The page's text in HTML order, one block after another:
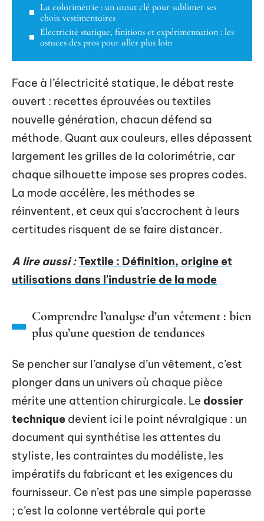
La colorimétrie : un atout clé pour sublimer ses
choix vestimentaires
Électricité statique, finitions et expérimentation : les
astuces des pros pour aller plus loin
Face à l’électricité statique, le débat reste
ouvert : recettes éprouvées ou textiles
nouvelle génération, chacun défend sa
méthode. Quant aux couleurs, elles dépassent
largement les grilles de la colorimétrie, car
chaque silhouette impose ses propres codes.
La mode accélère, les méthodes se
réinventent, et ceux qui s’accrochent à leurs
certitudes risquent de se faire distancer.
A lire aussi :Textile : Définition, origine et
utilisations dans l'industrie de la mode
Comprendre l’analyse d’un vêtement : bien
plus qu’une question de tendances
Se pencher sur l’analyse d’un vêtement, c’est
plonger dans un univers où chaque pièce
mérite une attention chirurgicale. Le dossier
technique devient ici le point névralgique : un
document qui synthétise les attentes du
styliste, les contraintes du modéliste, les
impératifs du fabricant et les exigences du
fournisseur. Ce n’est pas une simple paperasse
; c’est la colonne vertébrale qui porte